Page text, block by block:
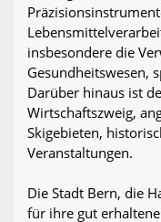
insbesondere die
Gesundheitswesen,
Darüber hinaus ist
Wirtschaftszweig,
Skigebieten,
Veranstaltungen.
Die Stadt Bern, die
für ihre gut